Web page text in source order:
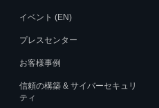
イベント (EN)
プレスセンター
お客様事例
信頼の構築 & サイバーセキュリ
ティ